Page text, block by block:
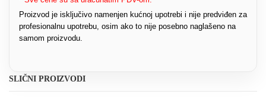
Proizvod je isključivo namenjen kućnoj upotrebi i nije predviđen za
profesionalnu upotrebu, osim ako to nije posebno naglašeno na
samom proizvodu.
SLIČNI PROIZVODI